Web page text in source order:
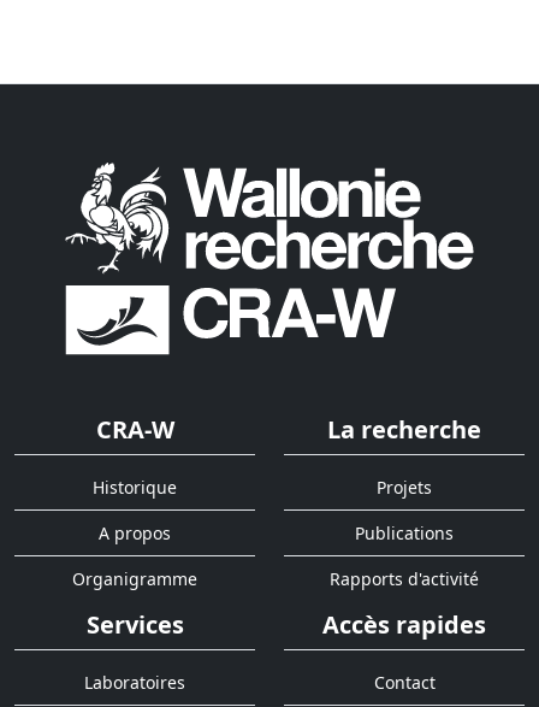
CRA-W
Historique
A propos
Organigramme
La recherche
Projets
Publications
Rapports d'activité
Services
Laboratoires
Accès rapides
Contact